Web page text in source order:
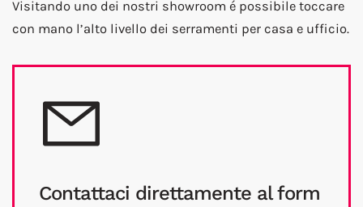
Visitando uno dei nostri showroom é possibile toccare
con mano l’alto livello dei serramenti per casa e ufficio.
Contattaci direttamente al form